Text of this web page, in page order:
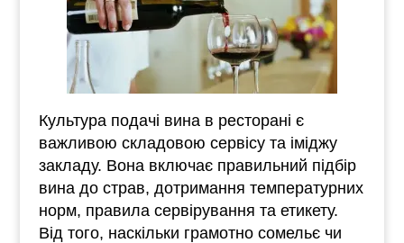
Культура подачі вина в ресторані є
важливою складовою сервісу та іміджу
закладу. Вона включає правильний підбір
вина до страв, дотримання температурних
норм, правила сервірування та етикету.
Від того, наскільки грамотно сомельє чи